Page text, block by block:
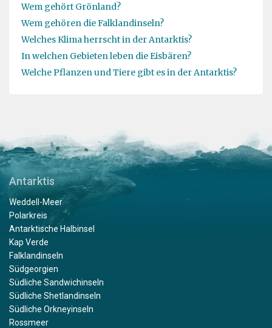
Wem gehört Grönland?
Wem gehören die Falklandinseln?
Welches Klima herrscht in der Antarktis?
In welchen Gebieten leben die Eisbären?
Welche Pflanzen und Tiere gibt es in der Antarktis?
Antarktis
Weddell-Meer
Polarkreis
Antarktische Halbinsel
Kap Verde
Falklandinseln
Südgeorgien
Südliche Sandwichinseln
Südliche Shetlandinseln
Südliche Orkneyinseln
Rossmeer